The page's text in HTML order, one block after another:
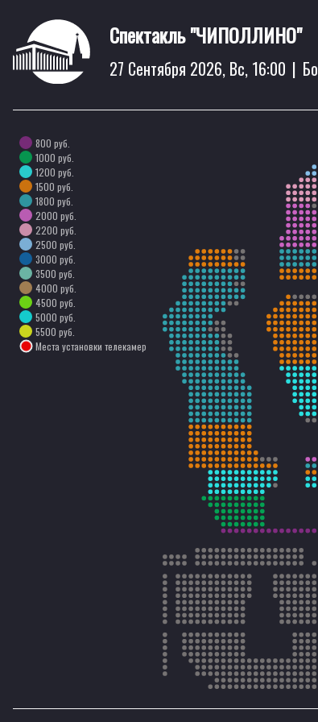
Спектакль "ЧИПОЛЛИНО"
27 Сентября 2026, Вс, 16:00 |
800 руб.
1000 руб.
1200 руб.
1500 руб.
1800 руб.
2000 руб.
2200 руб.
2500 руб.
3000 руб.
3500 руб.
4000 руб.
4500 руб.
5000 руб.
5500 руб.
Места установки телекамер